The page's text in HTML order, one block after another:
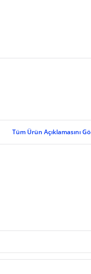
Tüm Ürün Açıklamasını